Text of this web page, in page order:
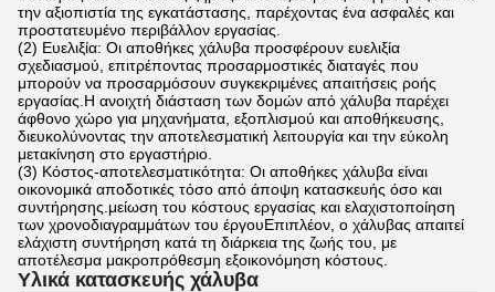
την αξιοπιστία της εγκατάστασης, παρέχοντας ένα ασφαλές και
προστατευμένο περιβάλλον εργασίας.
(2) Ευελιξία: Οι αποθήκες χάλυβα προσφέρουν ευελιξία
σχεδιασμού, επιτρέποντας προσαρμοστικές διαταγές που
μπορούν να προσαρμόσουν συγκεκριμένες απαιτήσεις ροής
εργασίας.Η ανοιχτή διάσταση των δομών από χάλυβα παρέχει
άφθονο χώρο για μηχανήματα, εξοπλισμού και αποθήκευσης,
διευκολύνοντας την αποτελεσματική λειτουργία και την εύκολη
μετακίνηση στο εργαστήριο.
(3) Κόστος-αποτελεσματικότητα: Οι αποθήκες χάλυβα είναι
οικονομικά αποδοτικές τόσο από άποψη κατασκευής όσο και
συντήρησης.μείωση του κόστους εργασίας και ελαχιστοποίηση
των χρονοδιαγραμμάτων του έργουΕπιπλέον, ο χάλυβας απαιτεί
ελάχιστη συντήρηση κατά τη διάρκεια της ζωής του, με
αποτέλεσμα μακροπρόθεσμη εξοικονόμηση κόστους.
Υλικά κατασκευής χάλυβα